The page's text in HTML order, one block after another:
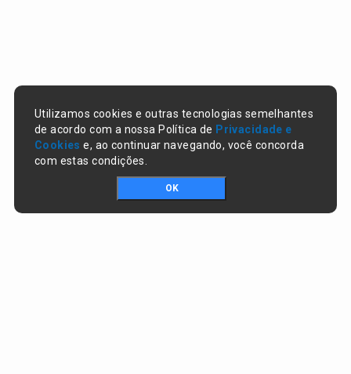
Utilizamos cookies e outras tecnologias semelhantes
de acordo com a nossa Política de Privacidade e
Cookies e, ao continuar navegando, você concorda
com estas condições.
OK